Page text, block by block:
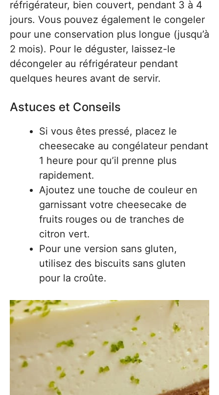
réfrigérateur, bien couvert, pendant 3 à 4
jours. Vous pouvez également le congeler
pour une conservation plus longue (jusqu’à
2 mois). Pour le déguster, laissez-le
décongeler au réfrigérateur pendant
quelques heures avant de servir.
Astuces et Conseils
Si vous êtes pressé, placez le
cheesecake au congélateur pendant
1 heure pour qu’il prenne plus
rapidement.
Ajoutez une touche de couleur en
garnissant votre cheesecake de
fruits rouges ou de tranches de
citron vert.
Pour une version sans gluten,
utilisez des biscuits sans gluten
pour la croûte.